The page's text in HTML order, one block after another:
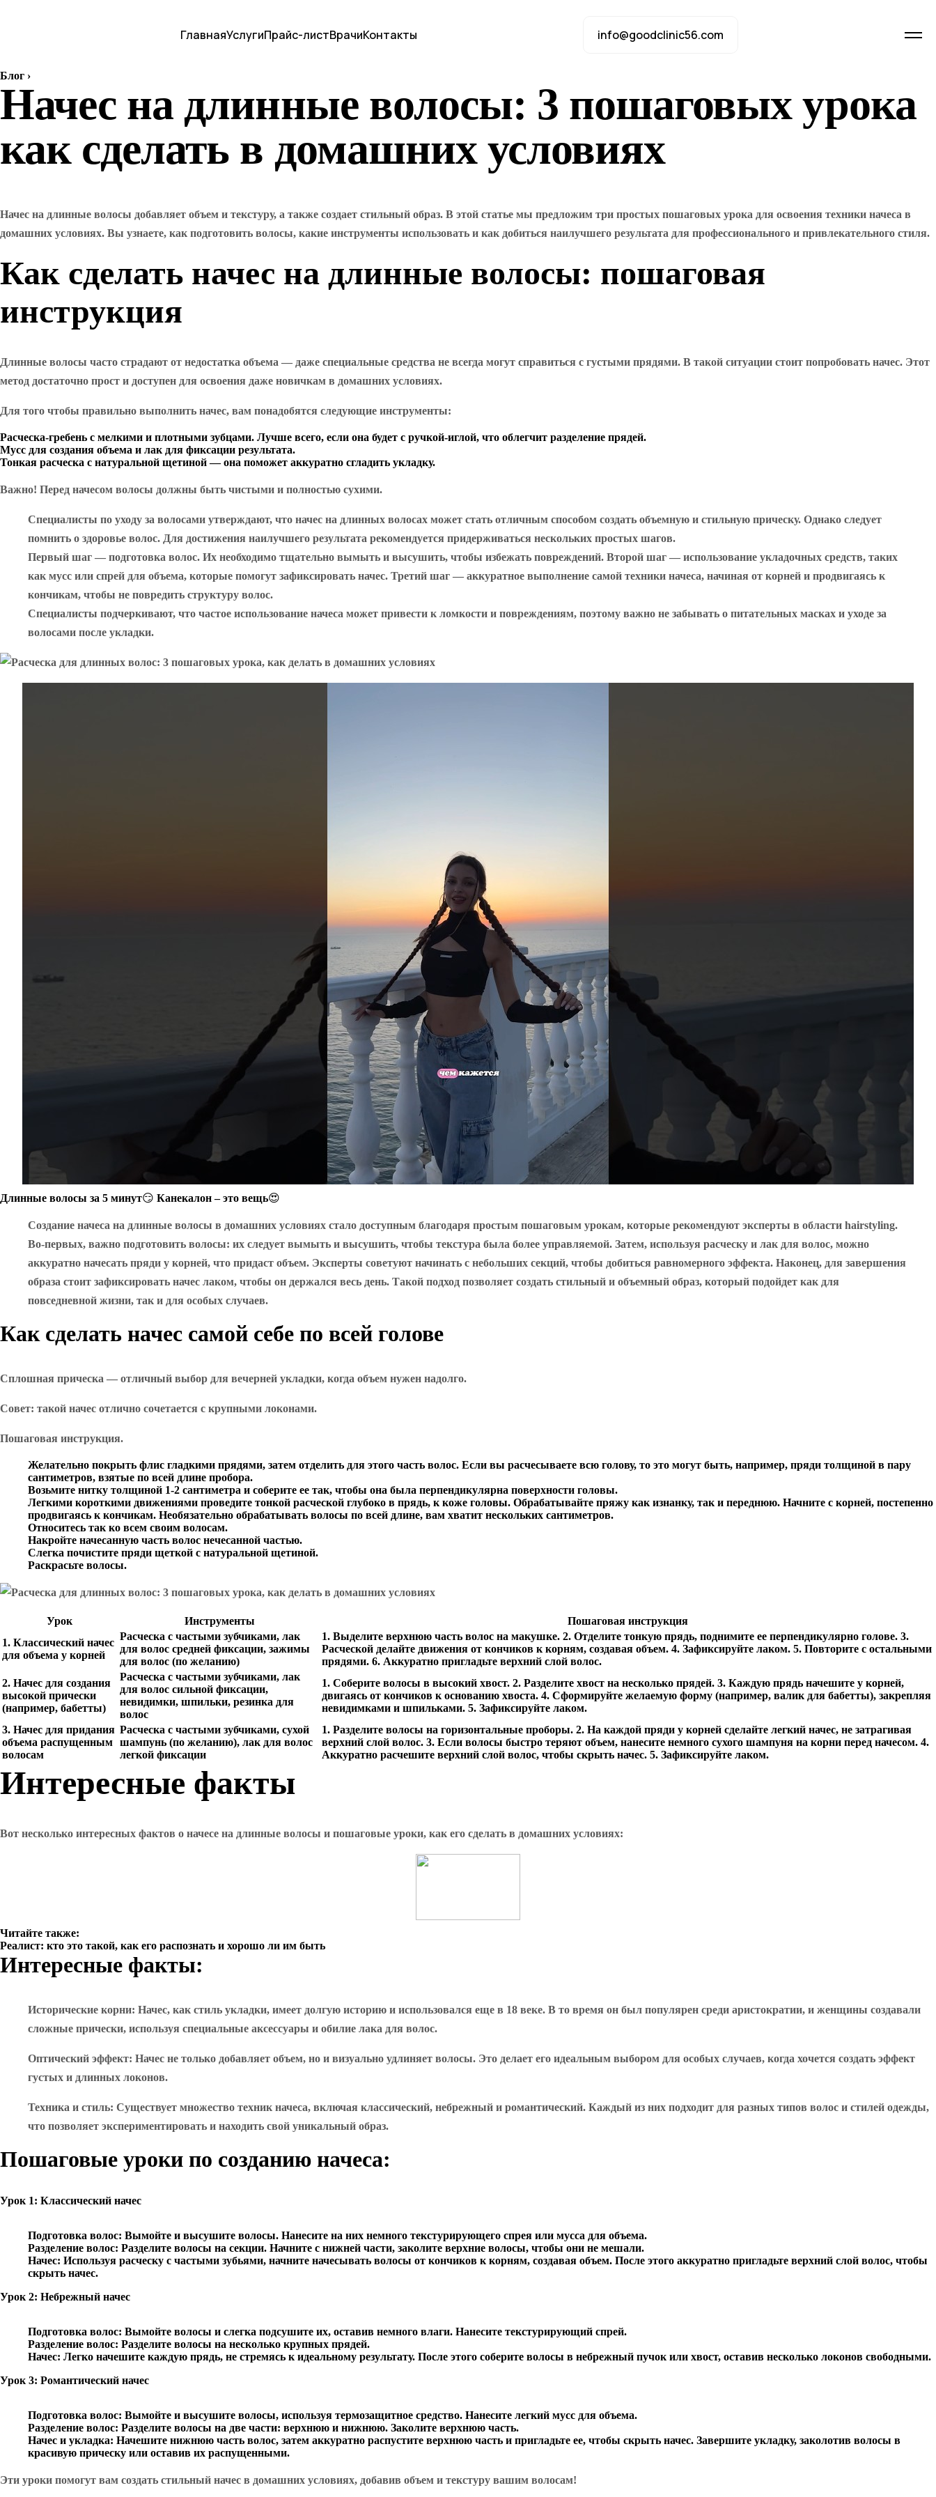
ГлавнаяУслугиПрайс-листВрачиКонтакты info@goodclinic56.com
Блог ›
Начес на длинные волосы: 3 пошаговых урока
как сделать в домашних условиях
Начес на длинные волосы добавляет объем и текстуру, а также создает стильный образ. В этой статье мы предложим три простых пошаговых урока для освоения техники начеса в
домашних условиях. Вы узнаете, как подготовить волосы, какие инструменты использовать и как добиться наилучшего результата для профессионального и привлекательного стиля.
Как сделать начес на длинные волосы: пошаговая
инструкция
Длинные волосы часто страдают от недостатка объема — даже специальные средства не всегда могут справиться с густыми прядями. В такой ситуации стоит попробовать начес. Этот
метод достаточно прост и доступен для освоения даже новичкам в домашних условиях.
Для того чтобы правильно выполнить начес, вам понадобятся следующие инструменты:
Расческа-гребень с мелкими и плотными зубцами. Лучше всего, если она будет с ручкой-иглой, что облегчит разделение прядей.
Мусс для создания объема и лак для фиксации результата.
Тонкая расческа с натуральной щетиной — она поможет аккуратно сгладить укладку.
Важно! Перед начесом волосы должны быть чистыми и полностью сухими.
Специалисты по уходу за волосами утверждают, что начес на длинных волосах может стать отличным способом создать объемную и стильную прическу. Однако следует
помнить о здоровье волос. Для достижения наилучшего результата рекомендуется придерживаться нескольких простых шагов.
Первый шаг — подготовка волос. Их необходимо тщательно вымыть и высушить, чтобы избежать повреждений. Второй шаг — использование укладочных средств, таких
как мусс или спрей для объема, которые помогут зафиксировать начес. Третий шаг — аккуратное выполнение самой техники начеса, начиная от корней и продвигаясь к
кончикам, чтобы не повредить структуру волос.
Специалисты подчеркивают, что частое использование начеса может привести к ломкости и повреждениям, поэтому важно не забывать о питательных масках и уходе за
волосами после укладки.
Длинные волосы за 5 минут😏 Канекалон – это вещь😍
Создание начеса на длинные волосы в домашних условиях стало доступным благодаря простым пошаговым урокам, которые рекомендуют эксперты в области hairstyling.
Во-первых, важно подготовить волосы: их следует вымыть и высушить, чтобы текстура была более управляемой. Затем, используя расческу и лак для волос, можно
аккуратно начесать пряди у корней, что придаст объем. Эксперты советуют начинать с небольших секций, чтобы добиться равномерного эффекта. Наконец, для завершения
образа стоит зафиксировать начес лаком, чтобы он держался весь день. Такой подход позволяет создать стильный и объемный образ, который подойдет как для
повседневной жизни, так и для особых случаев.
Как сделать начес самой себе по всей голове
Сплошная прическа — отличный выбор для вечерней укладки, когда объем нужен надолго.
Совет: такой начес отлично сочетается с крупными локонами.
Пошаговая инструкция.
Желательно покрыть флис гладкими прядями, затем отделить для этого часть волос. Если вы расчесываете всю голову, то это могут быть, например, пряди толщиной в пару
сантиметров, взятые по всей длине пробора.
Возьмите нитку толщиной 1-2 сантиметра и соберите ее так, чтобы она была перпендикулярна поверхности головы.
Легкими короткими движениями проведите тонкой расческой глубоко в прядь, к коже головы. Обрабатывайте пряжу как изнанку, так и переднюю. Начните с корней, постепенно
продвигаясь к кончикам. Необязательно обрабатывать волосы по всей длине, вам хватит нескольких сантиметров.
Относитесь так ко всем своим волосам.
Накройте начесанную часть волос нечесанной частью.
Слегка почистите пряди щеткой с натуральной щетиной.
Раскрасьте волосы.
Урок Инструменты
Пошаговая инструкция
1. Классический начес
для объема у корней
Расческа с частыми зубчиками, лак
для волос средней фиксации, зажимы
для волос (по желанию)
1. Выделите верхнюю часть волос на макушке. 2. Отделите тонкую прядь, поднимите ее перпендикулярно голове. 3.
Расческой делайте движения от кончиков к корням, создавая объем. 4. Зафиксируйте лаком. 5. Повторите с остальными
прядями. 6. Аккуратно пригладьте верхний слой волос.
2. Начес для создания
высокой прически
(например, бабетты)
Расческа с частыми зубчиками, лак
для волос сильной фиксации,
невидимки, шпильки, резинка для
волос
1. Соберите волосы в высокий хвост. 2. Разделите хвост на несколько прядей. 3. Каждую прядь начешите у корней,
двигаясь от кончиков к основанию хвоста. 4. Сформируйте желаемую форму (например, валик для бабетты), закрепляя
невидимками и шпильками. 5. Зафиксируйте лаком.
3. Начес для придания
объема распущенным
волосам
Расческа с частыми зубчиками, сухой
шампунь (по желанию), лак для волос
легкой фиксации
1. Разделите волосы на горизонтальные проборы. 2. На каждой пряди у корней сделайте легкий начес, не затрагивая
верхний слой волос. 3. Если волосы быстро теряют объем, нанесите немного сухого шампуня на корни перед начесом. 4.
Аккуратно расчешите верхний слой волос, чтобы скрыть начес. 5. Зафиксируйте лаком.
Интересные факты
Вот несколько интересных фактов о начесе на длинные волосы и пошаговые уроки, как его сделать в домашних условиях:
Читайте также:
Реалист: кто это такой, как его распознать и хорошо ли им быть
Интересные факты:
Исторические корни: Начес, как стиль укладки, имеет долгую историю и использовался еще в 18 веке. В то время он был популярен среди аристократии, и женщины создавали
сложные прически, используя специальные аксессуары и обилие лака для волос.
Оптический эффект: Начес не только добавляет объем, но и визуально удлиняет волосы. Это делает его идеальным выбором для особых случаев, когда хочется создать эффект
густых и длинных локонов.
Техника и стиль: Существует множество техник начеса, включая классический, небрежный и романтический. Каждый из них подходит для разных типов волос и стилей одежды,
что позволяет экспериментировать и находить свой уникальный образ.
Пошаговые уроки по созданию начеса:
Урок 1: Классический начес
Подготовка волос: Вымойте и высушите волосы. Нанесите на них немного текстурирующего спрея или мусса для объема.
Разделение волос: Разделите волосы на секции. Начните с нижней части, заколите верхние волосы, чтобы они не мешали.
Начес: Используя расческу с частыми зубьями, начните начесывать волосы от кончиков к корням, создавая объем. После этого аккуратно пригладьте верхний слой волос, чтобы
скрыть начес.
Урок 2: Небрежный начес
Подготовка волос: Вымойте волосы и слегка подсушите их, оставив немного влаги. Нанесите текстурирующий спрей.
Разделение волос: Разделите волосы на несколько крупных прядей.
Начес: Легко начешите каждую прядь, не стремясь к идеальному результату. После этого соберите волосы в небрежный пучок или хвост, оставив несколько локонов свободными.
Урок 3: Романтический начес
Подготовка волос: Вымойте и высушите волосы, используя термозащитное средство. Нанесите легкий мусс для объема.
Разделение волос: Разделите волосы на две части: верхнюю и нижнюю. Заколите верхнюю часть.
Начес и укладка: Начешите нижнюю часть волос, затем аккуратно распустите верхнюю часть и пригладьте ее, чтобы скрыть начес. Завершите укладку, заколотив волосы в
красивую прическу или оставив их распущенными.
Эти уроки помогут вам создать стильный начес в домашних условиях, добавив объем и текстуру вашим волосам!